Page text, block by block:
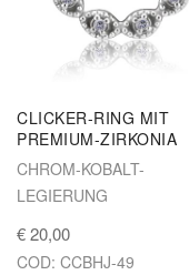
CLICKER-RING MIT
PREMIUM-ZIRKONIA
CHROM-KOBALT-
LEGIERUNG
€ 20,00
COD: CCBHJ-49